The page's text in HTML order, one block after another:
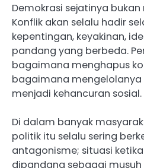
Demokrasi sejatinya
Konflik akan selalu hadir
kepentingan, keyakinan,
pandang yang berbeda.
bagaimana menghapus
bagaimana
menjadi kehancuran sosial.
Di dalam banyak
politik itu selalu sering
antagonisme; situasi
dipandang sebagai musuh